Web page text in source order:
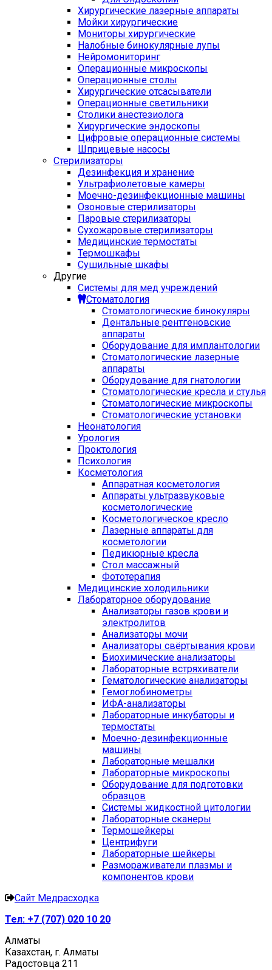
Хирургические лазерные аппараты
Мойки хирургические
Мониторы хирургические
Налобные бинокулярные лупы
Нейромониторинг
Операционные микроскопы
Операционные столы
Хирургические отсасыватели
Операционные светильники
Столики анестезиолога
Хирургические эндоскопы
Цифровые операционные системы
Шприцевые насосы
Стерилизаторы
Дезинфекция и хранение
Ультрафиолетовые камеры
Моечно-дезинфекционные машины
Озоновые стерилизаторы
Паровые стерилизаторы
Сухожаровые стерилизаторы
Медицинские термостаты
Термошкафы
Сушильные шкафы
Другие
Системы для мед учреждений
Стоматология
Стоматологические бинокуляры
Дентальные рентгеновские
аппараты
Оборудование для имплантологии
Стоматологические лазерные
аппараты
Оборудование для гнатологии
Стоматологические кресла и стулья
Стоматологические микроскопы
Стоматологические установки
Неонатология
Урология
Проктология
Психология
Косметология
Аппаратная косметология
Аппараты ультразвуковые
косметологические
Косметологическое кресло
Лазерные аппараты для
косметологии
Педикюрные кресла
Стол массажный
Фототерапия
Медицинские холодильники
Лабораторное оборудование
Анализаторы газов крови и
электролитов
Анализаторы мочи
Анализаторы свёртывания крови
Биохимические анализаторы
Лабораторные встряхиватели
Гематологические анализаторы
Гемоглобинометры
ИФА-анализаторы
Лабораторные инкубаторы и
термостаты
Моечно-дезинфекционные
машины
Лабораторные мешалки
Лабораторные микроскопы
Оборудование для подготовки
образцов
Системы жидкостной цитологии
Лабораторные сканеры
Термошейкеры
Центрифуги
Лабораторные шейкеры
Размораживатели плазмы и
компонентов крови
Сайт Медрасходка
Тел: +7 (707) 020 10 20
Алматы
Казахстан, г. Алматы
Радостовца 211